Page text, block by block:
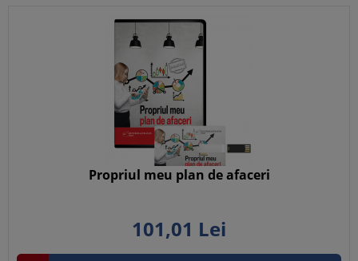
Propriul meu plan de afaceri
101,01 Lei